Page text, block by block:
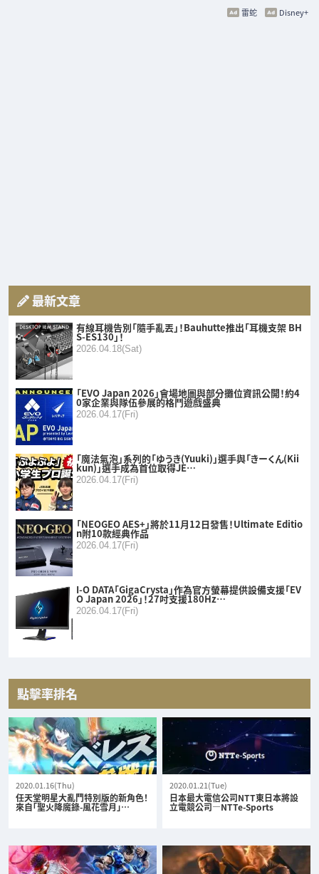
Disney+
雷蛇
最新文章
有線耳機告別「隨手亂丟」！Bauhutte推出「耳機支架 BH
S-ES130」！
2026.04.18(Sat)
「EVO Japan 2026」會場地圖與部分攤位資訊公開！約4
0家企業與隊伍參展的格鬥遊戲盛典
2026.04.17(Fri)
「魔法氣泡」系列的「ゆうき(Yuuki)」選手與「きーくん(Kii
kun)」選手成為首位取得JE…
2026.04.17(Fri)
「NEOGEO AES+」將於11月12日發售！Ultimate Editio
n附10款經典作品
2026.04.17(Fri)
I-O DATA「GigaCrysta」作為官方螢幕提供設備支援「EV
O Japan 2026」！27吋支援180Hz…
2026.04.17(Fri)
點擊率排名
2020.01.16(Thu)
任天堂明星大亂鬥特別版的新角色！
來自「聖火降魔錄-風花雪月」…
2020.01.21(Tue)
日本最大電信公司NTT東日本將設
立電競公司—NTTe-Sports